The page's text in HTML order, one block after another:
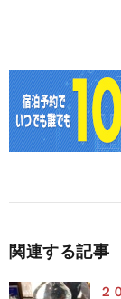
関連する記事
２